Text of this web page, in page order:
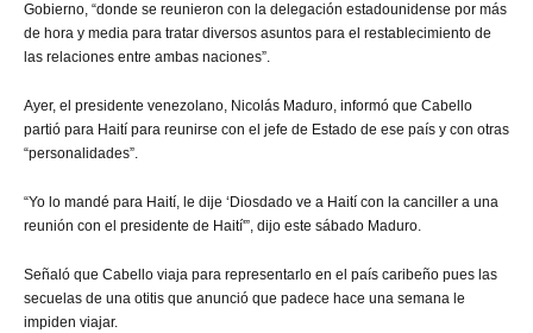
Gobierno, “donde se reunieron con la delegación estadounidense por más
de hora y media para tratar diversos asuntos para el restablecimiento de
las relaciones entre ambas naciones”.
Ayer, el presidente venezolano, Nicolás Maduro, informó que Cabello
partió para Haití para reunirse con el jefe de Estado de ese país y con otras
“personalidades”.
“Yo lo mandé para Haití, le dije ‘Diosdado ve a Haití con la canciller a una
reunión con el presidente de Haití'”, dijo este sábado Maduro.
Señaló que Cabello viaja para representarlo en el país caribeño pues las
secuelas de una otitis que anunció que padece hace una semana le
impiden viajar.